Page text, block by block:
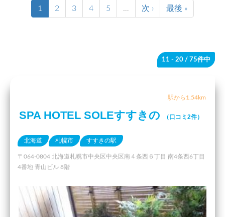
1 2 3 4 5 … 次 › 最後 »
11 - 20 / 75件中
駅から1.54km
SPA HOTEL SOLEすすきの （口コミ2件）
北海道 札幌市 すすきの駅
〒064-0804 北海道札幌市中央区中央区南４条西６丁目 南4条西6丁目
4番地 青山ビル 8階